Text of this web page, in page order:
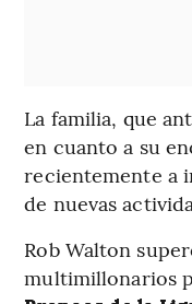
La familia, que
en cuanto a su
recientemente a
de nuevas
Rob Walton
multimillonarios